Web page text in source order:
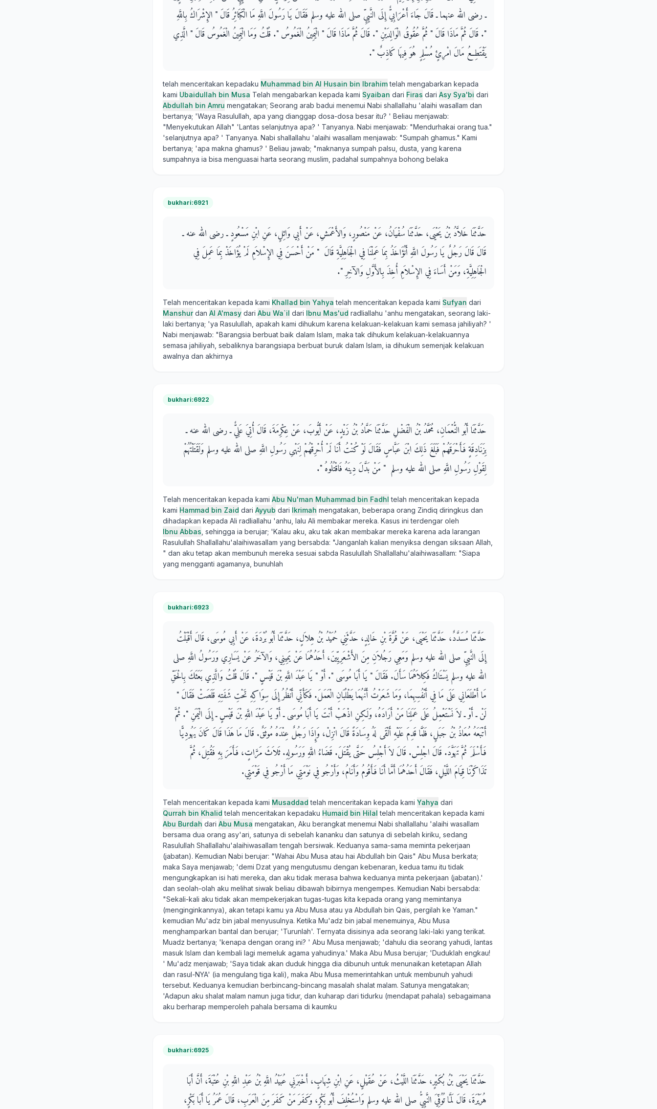
ـ رضى الله عنهما ـ قَالَ جَاءَ أَعْرَابِيٌّ إِلَى النَّبِيِّ صلى الله عليه وسلم فَقَالَ يَا رَسُولَ اللَّهِ مَا الْكَبَائِرُ قَالَ ‏"‏ الإِشْرَاكُ بِاللَّهِ
‏"‏‏.‏ قَالَ ثُمَّ مَاذَا قَالَ ‏"‏ ثُمَّ عُقُوقُ الْوَالِدَيْنِ ‏"‏‏.‏ قَالَ ثُمَّ مَاذَا قَالَ ‏"‏ الْيَمِينُ الْغَمُوسُ ‏"‏‏.‏ قُلْتُ وَمَا الْيَمِينُ الْغَمُوسُ قَالَ ‏"‏ الَّذِي
يَقْتَطِعُ مَالَ امْرِئٍ مُسْلِمٍ هُوَ فِيهَا كَاذِبٌ ‏"‏‏.‏
telah menceritakan kepadaku Muhammad bin Al Husain bin Ibrahimtelah mengabarkan kepada
kami Ubaidullah bin Musa Telah mengabarkan kepada kami Syaiban dari Firas dari Asy Sya'bi dari
Abdullah bin Amru mengatakan; Seorang arab badui menemui Nabi shallallahu 'alaihi wasallam dan
bertanya; 'Waya Rasulullah, apa yang dianggap dosa-dosa besar itu? ' Beliau menjawab:
"Menyekutukan Allah" 'Lantas selanjutnya apa? ' Tanyanya. Nabi menjawab: "Mendurhakai orang tua."
'selanjutnya apa? ' Tanyanya. Nabi shallallahu 'alaihi wasallam menjawab: "Sumpah ghamus." Kami
bertanya; 'apa makna ghamus? ' Beliau jawab; "maknanya sumpah palsu, dusta, yang karena
sumpahnya ia bisa menguasai harta seorang muslim, padahal sumpahnya bohong belaka
bukhari:6921
حَدَّثَنَا خَلاَّدُ بْنُ يَحْيَى، حَدَّثَنَا سُفْيَانُ، عَنْ مَنْصُورٍ، وَالأَعْمَشِ، عَنْ أَبِي وَائِلٍ، عَنِ ابْنِ مَسْعُودٍ ـ رضى الله عنه ـ
قَالَ قَالَ رَجُلٌ يَا رَسُولَ اللَّهِ أَنُؤَاخَذُ بِمَا عَمِلْنَا فِي الْجَاهِلِيَّةِ قَالَ ‏ "‏ مَنْ أَحْسَنَ فِي الإِسْلاَمِ لَمْ يُؤَاخَذْ بِمَا عَمِلَ فِي
الْجَاهِلِيَّةِ، وَمَنْ أَسَاءَ فِي الإِسْلاَمِ أُخِذَ بِالأَوَّلِ وَالآخِرِ ‏"‏‏.‏
Telah menceritakan kepada kami Khallad bin Yahya telah menceritakan kepada kami Sufyan dari
Manshurdan Al A'masy dari Abu Wa`il dari Ibnu Mas'ud radliallahu 'anhu mengatakan, seorang laki-
laki bertanya; 'ya Rasulullah, apakah kami dihukum karena kelakuan-kelakuan kami semasa jahiliyah? '
Nabi menjawab: "Barangsia berbuat baik dalam Islam, maka tak dihukum kelakuan-kelakuannya
semasa jahiliyah, sebaliknya barangsiapa berbuat buruk dalam Islam, ia dihukum semenjak kelakuan
awalnya dan akhirnya
bukhari:6922
حَدَّثَنَا أَبُو النُّعْمَانِ، مُحَمَّدُ بْنُ الْفَضْلِ حَدَّثَنَا حَمَّادُ بْنُ زَيْدٍ، عَنْ أَيُّوبَ، عَنْ عِكْرِمَةَ، قَالَ أُتِيَ عَلِيٌّ ـ رضى الله عنه ـ
بِزَنَادِقَةٍ فَأَحْرَقَهُمْ فَبَلَغَ ذَلِكَ ابْنَ عَبَّاسٍ فَقَالَ لَوْ كُنْتُ أَنَا لَمْ أُحْرِقْهُمْ لِنَهْىِ رَسُولِ اللَّهِ صلى الله عليه وسلم وَلَقَتَلْتُهُمْ
لِقَوْلِ رَسُولِ اللَّهِ صلى الله عليه وسلم ‏ "‏ مَنْ بَدَّلَ دِينَهُ فَاقْتُلُوهُ ‏"‏‏.‏
Telah menceritakan kepada kami Abu Nu'man Muhammad bin Fadhl telah menceritakan kepada
kami Hammad bin Zaid dari Ayyub dari Ikrimah mengatakan, beberapa orang Zindiq diringkus dan
dihadapkan kepada Ali radliallahu 'anhu, lalu Ali membakar mereka. Kasus ini terdengar oleh
Ibnu Abbas , sehingga ia berujar; 'Kalau aku, aku tak akan membakar mereka karena ada larangan
Rasulullah Shallallahu'alaihiwasallam yang bersabda: "Janganlah kalian menyiksa dengan siksaan Allah,
" dan aku tetap akan membunuh mereka sesuai sabda Rasulullah Shallallahu'alaihiwasallam: "Siapa
yang mengganti agamanya, bunuhlah
bukhari:6923
حَدَّثَنَا مُسَدَّدٌ، حَدَّثَنَا يَحْيَى، عَنْ قُرَّةَ بْنِ خَالِدٍ، حَدَّثَنِي حُمَيْدُ بْنُ هِلاَلٍ، حَدَّثَنَا أَبُو بُرْدَةَ، عَنْ أَبِي مُوسَى، قَالَ أَقْبَلْتُ
إِلَى النَّبِيِّ صلى الله عليه وسلم وَمَعِي رَجُلاَنِ مِنَ الأَشْعَرِيِّينَ، أَحَدُهُمَا عَنْ يَمِينِي، وَالآخَرُ عَنْ يَسَارِي وَرَسُولُ اللَّهِ صلى
الله عليه وسلم يَسْتَاكُ فَكِلاَهُمَا سَأَلَ‏.‏ فَقَالَ ‏"‏ يَا أَبَا مُوسَى ‏"‏‏.‏ أَوْ ‏"‏ يَا عَبْدَ اللَّهِ بْنَ قَيْسٍ ‏"‏‏.‏ قَالَ قُلْتُ وَالَّذِي بَعَثَكَ بِالْحَقِّ
مَا أَطْلَعَانِي عَلَى مَا فِي أَنْفُسِهِمَا، وَمَا شَعَرْتُ أَنَّهُمَا يَطْلُبَانِ الْعَمَلَ‏.‏ فَكَأَنِّي أَنْظُرُ إِلَى سِوَاكِهِ تَحْتِ شَفَتِهِ قَلَصَتْ فَقَالَ ‏"‏
لَنْ ـ أَوْ ـ لاَ نَسْتَعْمِلُ عَلَى عَمَلِنَا مَنْ أَرَادَهُ، وَلَكِنِ اذْهَبْ أَنْتَ يَا أَبَا مُوسَى ـ أَوْ يَا عَبْدَ اللَّهِ بْنَ قَيْسٍ ـ إِلَى الْيَمَنِ ‏"‏‏.‏ ثُمَّ
أَتْبَعَهُ مُعَاذُ بْنُ جَبَلٍ، فَلَمَّا قَدِمَ عَلَيْهِ أَلْقَى لَهُ وِسَادَةً قَالَ انْزِلْ، وَإِذَا رَجُلٌ عِنْدَهُ مُوثَقٌ‏.‏ قَالَ مَا هَذَا قَالَ كَانَ يَهُودِيًّا
فَأَسْلَمَ ثُمَّ تَهَوَّدَ‏.‏ قَالَ اجْلِسْ‏.‏ قَالَ لاَ أَجْلِسُ حَتَّى يُقْتَلَ‏.‏ قَضَاءُ اللَّهِ وَرَسُولِهِ‏.‏ ثَلاَثَ مَرَّاتٍ، فَأَمَرَ بِهِ فَقُتِلَ، ثُمَّ
تَذَاكَرْنَا قِيَامَ اللَّيْلِ، فَقَالَ أَحَدُهُمَا أَمَّا أَنَا فَأَقُومُ وَأَنَامُ، وَأَرْجُو فِي نَوْمَتِي مَا أَرْجُو فِي قَوْمَتِي‏.‏
Telah menceritakan kepada kami Musaddad telah menceritakan kepada kami Yahya dari
Qurrah bin Khalid telah menceritakan kepadaku Humaid bin Hilal telah menceritakan kepada kami
Abu Burdah dari Abu Musa mengatakan, Aku berangkat menemui Nabi shallallahu 'alaihi wasallam
bersama dua orang asy'ari, satunya di sebelah kananku dan satunya di sebelah kiriku, sedang
Rasulullah Shallallahu'alaihiwasallam tengah bersiwak. Keduanya sama-sama meminta pekerjaan
(jabatan). Kemudian Nabi berujar: "Wahai Abu Musa atau hai Abdullah bin Qais" Abu Musa berkata;
maka Saya menjawab; 'demi Dzat yang mengutusmu dengan kebenaran, kedua tamu itu tidak
mengungkapkan isi hati mereka, dan aku tidak merasa bahwa keduanya minta pekerjaan (jabatan).'
dan seolah-olah aku melihat siwak beliau dibawah bibirnya mengempes. Kemudian Nabi bersabda:
"Sekali-kali aku tidak akan mempekerjakan tugas-tugas kita kepada orang yang memintanya
(menginginkannya), akan tetapi kamu ya Abu Musa atau ya Abdullah bin Qais, pergilah ke Yaman."
kemudian Mu'adz bin jabal menyusulnya. Ketika Mu'adz bin jabal menemuinya, Abu Musa
menghamparkan bantal dan berujar; 'Turunlah'. Ternyata disisinya ada seorang laki-laki yang terikat.
Muadz bertanya; 'kenapa dengan orang ini? ' Abu Musa menjawab; 'dahulu dia seorang yahudi, lantas
masuk Islam dan kembali lagi memeluk agama yahudinya.' Maka Abu Musa berujar; 'Duduklah engkau!
' Mu'adz menjawab; 'Saya tidak akan duduk hingga dia dibunuh untuk menunaikan ketetapan Allah
dan rasul-NYA' (ia mengulang tiga kali), maka Abu Musa memerintahkan untuk membunuh yahudi
tersebut. Keduanya kemudian berbincang-bincang masalah shalat malam. Satunya mengatakan;
'Adapun aku shalat malam namun juga tidur, dan kuharap dari tidurku (mendapat pahala) sebagaimana
aku berharap memperoleh pahala bersama di kaumku
bukhari:6925
حَدَّثَنَا يَحْيَى بْنُ بُكَيْرٍ، حَدَّثَنَا اللَّيْثُ، عَنْ عُقَيْلٍ، عَنِ ابْنِ شِهَابٍ، أَخْبَرَنِي عُبَيْدُ اللَّهِ بْنُ عَبْدِ اللَّهِ بْنِ عُتْبَةَ، أَنَّ أَبَا
هُرَيْرَةَ، قَالَ لَمَّا تُوُفِّيَ النَّبِيُّ صلى الله عليه وسلم وَاسْتُخْلِفَ أَبُو بَكْرٍ، وَكَفَرَ مَنْ كَفَرَ مِنَ الْعَرَبِ، قَالَ عُمَرُ يَا أَبَا بَكْرٍ،